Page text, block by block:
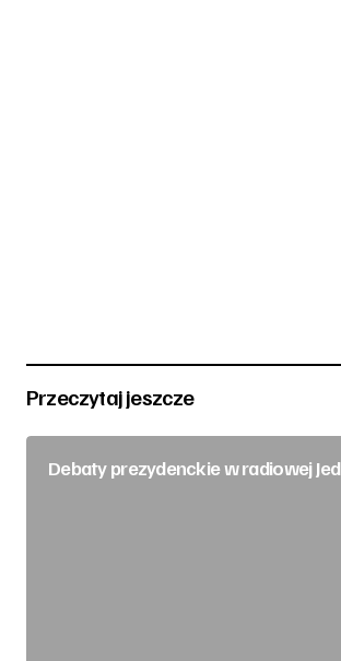
Przeczytaj jeszcze
Debaty prezydenckie w radiowej